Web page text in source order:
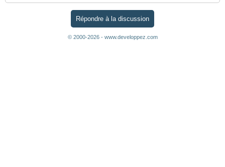
Répondre à la discussion
© 2000-2026 - www.developpez.com